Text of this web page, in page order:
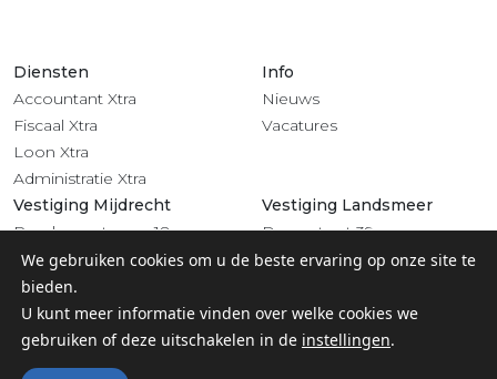
Volg ons
Diensten
Accountant Xtra
Fiscaal Xtra
Loon Xtra
Administratie Xtra
Info
Nieuws
Vacatures
Vestiging Mijdrecht
Rendementsweg 18
3641 SL Mijdrecht
0297 - 283 201
Vestiging Landsmeer
Dorpsstraat 39
1121 BV Landsmeer
We gebruiken cookies om u de beste ervaring op onze site te
bieden.
U kunt meer informatie vinden over welke cookies we
gebruiken of deze uitschakelen in de instellingen.